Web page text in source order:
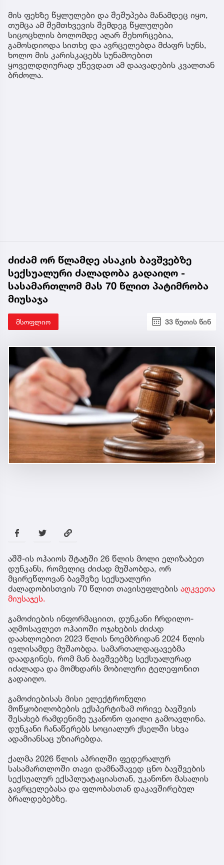
მის ფეხზე წყლულები და შეშუპება მანამდეც იყო,
თუმცა ამ შემთხვევის შემდეგ წყლულები
სიცოცხლის ბოლომდე აღარ შეხორცებია,
გამოსდიოდა სითხე და ავრცელებდა მძაფრ სუნს,
ხოლო მის კარისკაცებს სუნამოებით
ყოველდღიურად უწევდათ ამ დაავადების კვალთან
ბრძოლა.
ძიძამ ორ წლამდე ასაკის ბავშვებზე
სექსუალური ძალადობა გადაიღო -
სასამართლომ მას 70 წლით პატიმრობა
მიუსაჯა
მსოფლიო 33 წუთის წინ
აშშ-ის ოჰაიოს შტატში 26 წლის მოლი ელიზაბეთ
დუნკანს, რომელიც ძიძად მუშაობდა, ორ
მცირეწლოვან ბავშვზე სექსუალური
ძალადობისთვის 70 წლით თავისუფლების აღკვეთა
მიუსაჯეს.
გამოძიების ინფორმაციით, დუნკანი ჩრდილო-
აღმოსავლეთ ოჰაიოში ოჯახების ძიძად
დაახლოებით 2023 წლის ნოემბრიდან 2024 წლის
ივლისამდე მუშაობდა. სამართალდაცავებმა
დაადგინეს, რომ მან ბავშვებზე სექსუალურად
იძალადა და მომხდარს მობილური ტელეფონით
გადაიღო.
გამოძიებისას მისი ელექტრონული
მოწყობილობების ექსპერტიზამ ორივე ბავშვის
შესახებ რამდენიმე უკანონო ფაილი გამოავლინა.
დუნკანი ჩანაწერებს სოციალურ ქსელში სხვა
ადამიანსაც უზიარებდა.
ქალმა 2026 წლის აპრილში ფედერალურ
სასამართლოში თავი დამნაშავედ ცნო ბავშვების
სექსუალურ ექსპლუატაციასთან, უკანონო მასალის
გავრცელებასა და ფლობასთან დაკავშირებულ
ბრალდებებზე.